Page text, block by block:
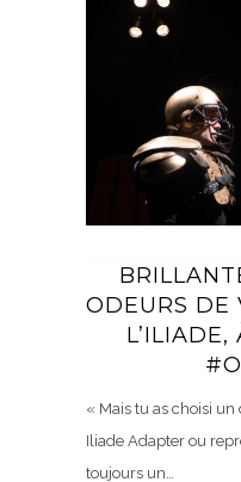
ODEURS DE
L’ILIADE,
« Mais tu as choisi un
Iliade Adapter ou
toujours un…